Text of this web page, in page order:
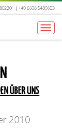
| +49 6898 5489803
ÜBER UNS
2010